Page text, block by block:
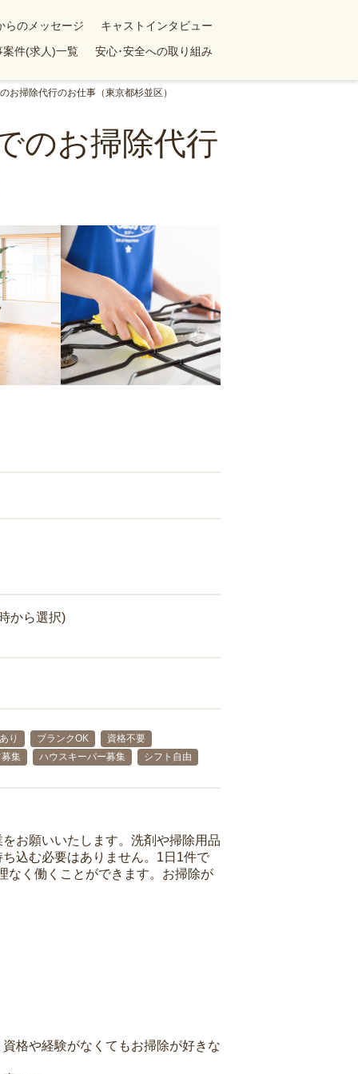
らのメッセージ
キャストインタビュー
案件(求人)一覧 安心･安全への取り組み
お掃除代行のお仕事（東京都杉並区）
のお掃除代行
から選択)
り ブランクOK
資格不要
集 ハウスキーパー募集 シフト自由
お願いいたします。洗剤や掃除用品
込む必要はありません。1日1件で
なく働くことができます。お掃除が
格や経験がなくてもお掃除が好きな